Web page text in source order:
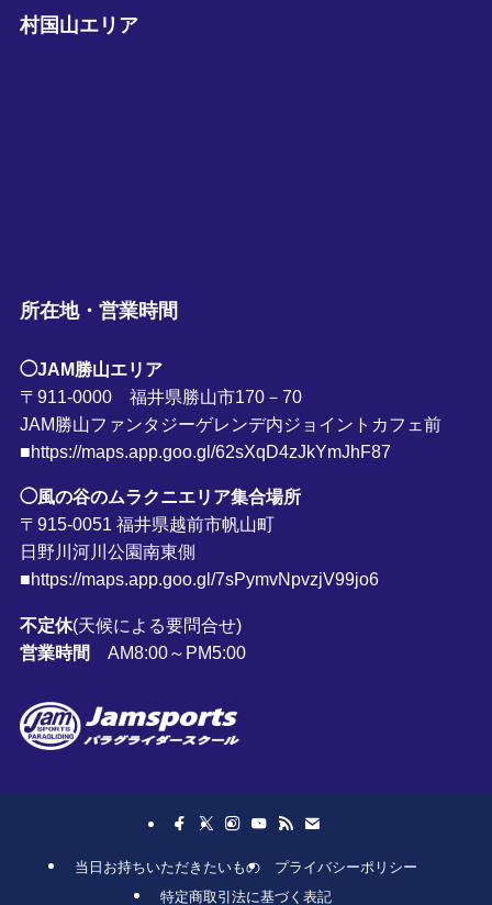
村国山エリア
所在地・営業時間
◯JAM勝山エリア
〒911-0000 福井県勝山市170－70
JAM勝山ファンタジーゲレンデ内ジョイントカフェ前
■https://maps.app.goo.gl/62sXqD4zJkYmJhF87
◯風の谷のムラクニエリア集合場所
〒915-0051 福井県越前市帆山町
日野川河川公園南東側
■https://maps.app.goo.gl/7sPymvNpvzjV99jo6
不定休(天候による要問合せ)
営業時間
AM8:00～PM5:00
当日お持ちいただきたいもの
プライバシーポリシー
特定商取引法に基づく表記